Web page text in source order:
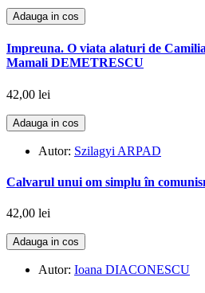
Adauga in cos
Impreuna. O viata alaturi de
Mamali DEMETRESCU
42,00 lei
Adauga in cos
Autor: Szilagyi ARPAD
Calvarul unui om simplu în
42,00 lei
Adauga in cos
Autor: Ioana DIACONESCU